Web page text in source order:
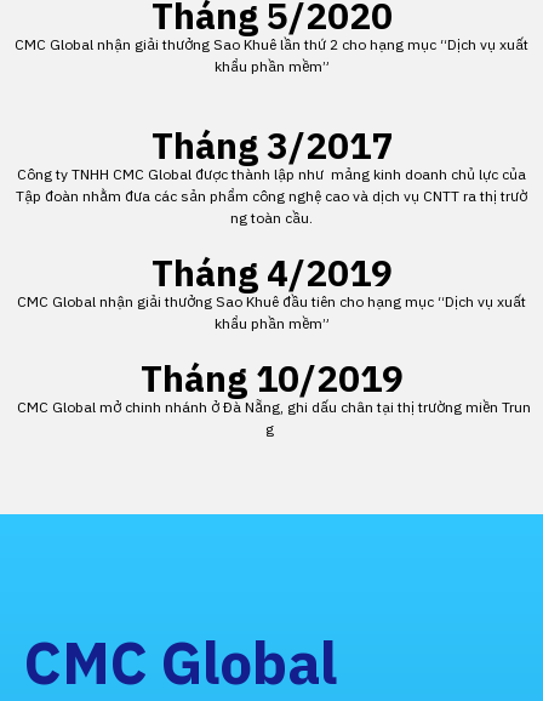
Tháng 5/2020
CMC Global nhận giải thưởng Sao Khuê lần thứ 2 cho hạng mục “Dịch vụ xuất
khẩu phần mềm”
Tháng 3/2017
Công ty TNHH CMC Global được thành lập như mảng kinh doanh chủ lực của
Tập đoàn nhằm đưa các sản phẩm công nghệ cao và dịch vụ CNTT ra thị trườ
ng toàn cầu.
Tháng 4/2019
CMC Global nhận giải thưởng Sao Khuê đầu tiên cho hạng mục “Dịch vụ xuất
khẩu phần mềm”
Tháng 10/2019
CMC Global mở chinh nhánh ở Đà Nẵng, ghi dấu chân tại thị trường miền Trun
g
CMC Global